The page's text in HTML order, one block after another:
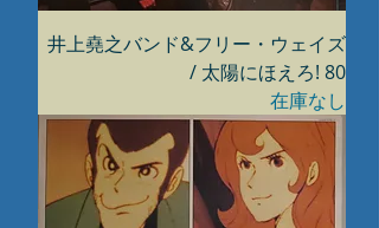
井上堯之バンド&フリー・ウェイズ
/ 太陽にほえろ! 80
在庫なし